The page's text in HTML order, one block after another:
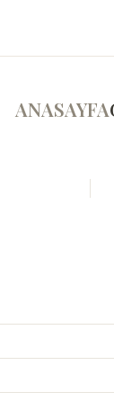
ANASAYFA